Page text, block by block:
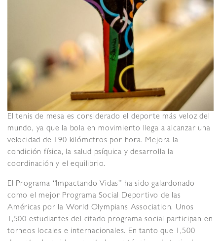
El tenis de mesa es considerado el deporte más veloz del
mundo, ya que la bola en movimiento llega a alcanzar una
velocidad de 190 kilómetros por hora. Mejora la
condición física, la salud psíquica y desarrolla la
coordinación y el equilibrio.
El Programa “Impactando Vidas” ha sido galardonado
como el mejor Programa Social Deportivo de las
Américas por la World OIympians Association. Unos
1,500 estudiantes del citado programa social participan en
torneos locales e internacionales. En tanto que 1,500